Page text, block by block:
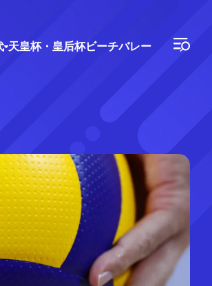
天皇杯・皇后杯ビーチバレー